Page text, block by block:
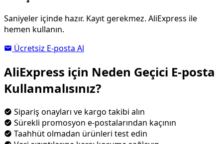
Saniyeler içinde hazır. Kayıt gerekmez. AliExpress ile
hemen kullanın.
Ücretsiz E-posta Al
AliExpress için Neden Geçici E-posta
Kullanmalısınız?
Sipariş onayları ve kargo takibi alın
Sürekli promosyon e-postalarından kaçının
Taahhüt olmadan ürünleri test edin